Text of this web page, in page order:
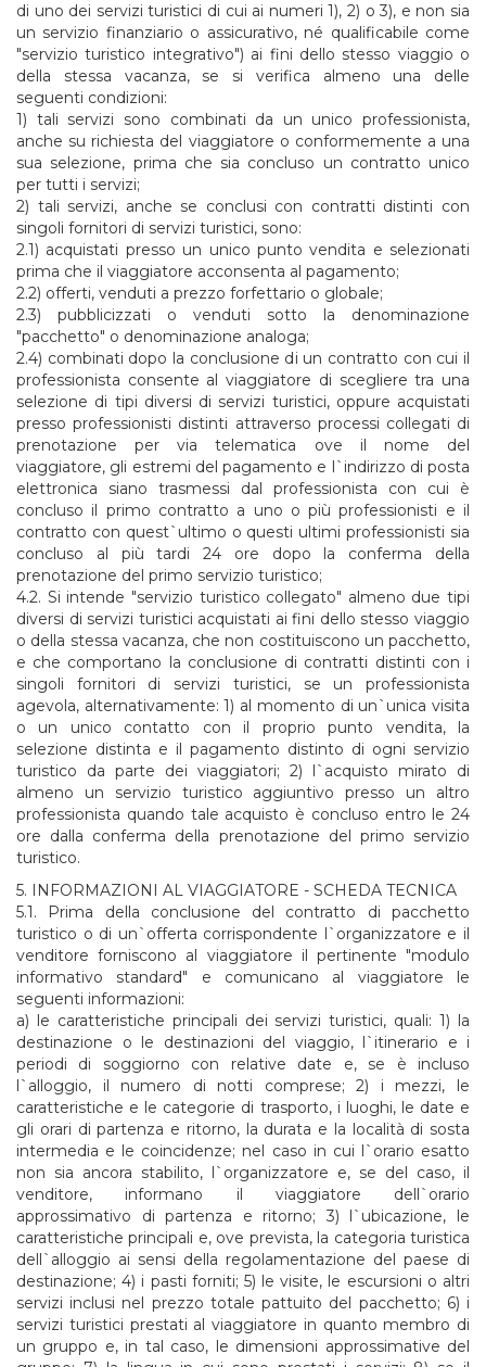
di uno dei servizi turistici di cui ai numeri 1), 2) o 3), e non sia
un servizio finanziario o assicurativo, né qualificabile come
"servizio turistico integrativo") ai fini dello stesso viaggio o
della stessa vacanza, se si verifica almeno una delle
seguenti condizioni:
1) tali servizi sono combinati da un unico professionista,
anche su richiesta del viaggiatore o conformemente a una
sua selezione, prima che sia concluso un contratto unico
per tutti i servizi;
2) tali servizi, anche se conclusi con contratti distinti con
singoli fornitori di servizi turistici, sono:
2.1) acquistati presso un unico punto vendita e selezionati
prima che il viaggiatore acconsenta al pagamento;
2.2) offerti, venduti a prezzo forfettario o globale;
2.3) pubblicizzati o venduti sotto la denominazione
"pacchetto" o denominazione analoga;
2.4) combinati dopo la conclusione di un contratto con cui il
professionista consente al viaggiatore di scegliere tra una
selezione di tipi diversi di servizi turistici, oppure acquistati
presso professionisti distinti attraverso processi collegati di
prenotazione per via telematica ove il nome del
viaggiatore, gli estremi del pagamento e l`indirizzo di posta
elettronica siano trasmessi dal professionista con cui è
concluso il primo contratto a uno o più professionisti e il
contratto con quest`ultimo o questi ultimi professionisti sia
concluso al più tardi 24 ore dopo la conferma della
prenotazione del primo servizio turistico;
4.2. Si intende "servizio turistico collegato" almeno due tipi
diversi di servizi turistici acquistati ai fini dello stesso viaggio
o della stessa vacanza, che non costituiscono un pacchetto,
e che comportano la conclusione di contratti distinti con i
singoli fornitori di servizi turistici, se un professionista
agevola, alternativamente: 1) al momento di un`unica visita
o un unico contatto con il proprio punto vendita, la
selezione distinta e il pagamento distinto di ogni servizio
turistico da parte dei viaggiatori; 2) l`acquisto mirato di
almeno un servizio turistico aggiuntivo presso un altro
professionista quando tale acquisto è concluso entro le 24
ore dalla conferma della prenotazione del primo servizio
turistico.
5. INFORMAZIONI AL VIAGGIATORE - SCHEDA TECNICA
5.1. Prima della conclusione del contratto di pacchetto
turistico o di un`offerta corrispondente l`organizzatore e il
venditore forniscono al viaggiatore il pertinente "modulo
informativo standard" e comunicano al viaggiatore le
seguenti informazioni:
a) le caratteristiche principali dei servizi turistici, quali: 1) la
destinazione o le destinazioni del viaggio, l`itinerario e i
periodi di soggiorno con relative date e, se è incluso
l`alloggio, il numero di notti comprese; 2) i mezzi, le
caratteristiche e le categorie di trasporto, i luoghi, le date e
gli orari di partenza e ritorno, la durata e la località di sosta
intermedia e le coincidenze; nel caso in cui l`orario esatto
non sia ancora stabilito, l`organizzatore e, se del caso, il
venditore, informano il viaggiatore dell`orario
approssimativo di partenza e ritorno; 3) l`ubicazione, le
caratteristiche principali e, ove prevista, la categoria turistica
dell`alloggio ai sensi della regolamentazione del paese di
destinazione; 4) i pasti forniti; 5) le visite, le escursioni o altri
servizi inclusi nel prezzo totale pattuito del pacchetto; 6) i
servizi turistici prestati al viaggiatore in quanto membro di
un gruppo e, in tal caso, le dimensioni approssimative del